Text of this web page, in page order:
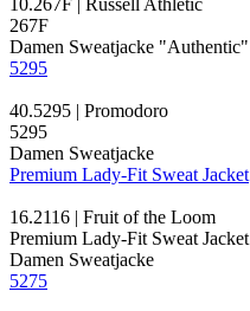
267F
Damen Sweatjacke "Authentic"
5295
40.5295 | Promodoro
5295
Damen Sweatjacke
Premium Lady-Fit Sweat Jacket
16.2116 | Fruit of the Loom
Premium Lady-Fit Sweat Jacket
Damen Sweatjacke
5275